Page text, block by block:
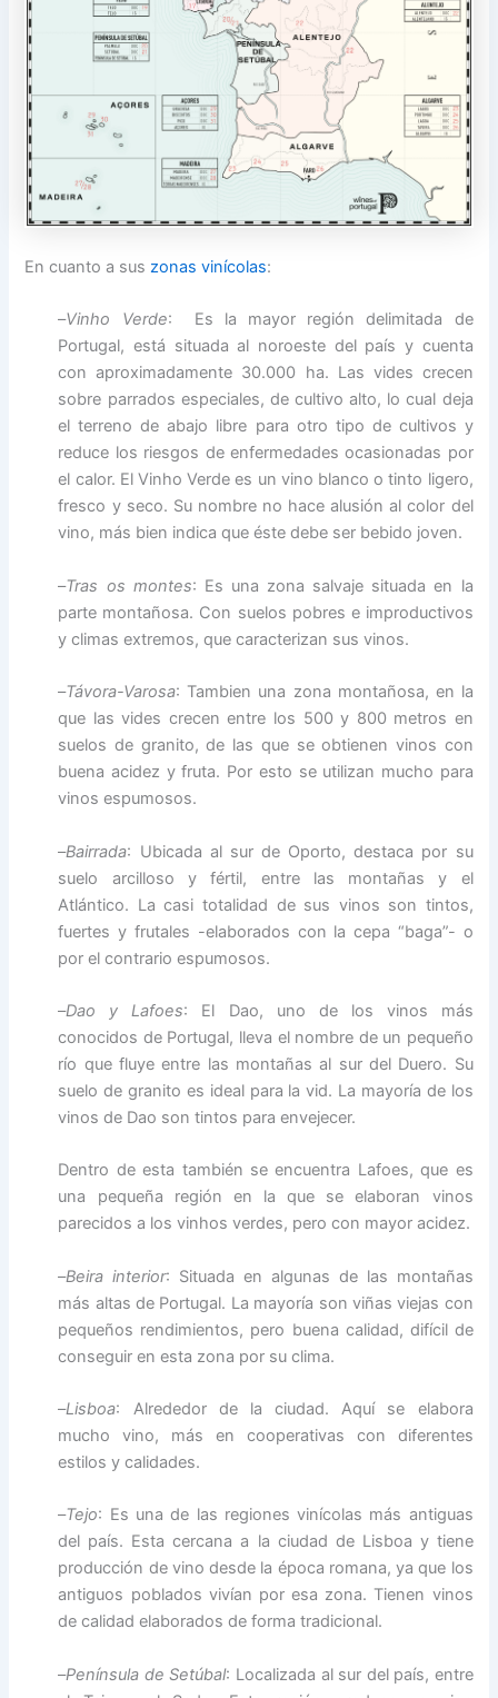
En cuanto a suszonas vinícolas:
–Vinho Verde: Es la mayor región delimitada de
Portugal, está situada al noroeste del país y cuenta
con aproximadamente 30.000 ha. Las vides crecen
sobre parrados especiales, de cultivo alto, lo cual deja
el terreno de abajo libre para otro tipo de cultivos y
reduce los riesgos de enfermedades ocasionadas por
el calor. El Vinho Verde es un vino blanco o tinto ligero,
fresco y seco. Su nombre no hace alusión al color del
vino, más bien indica que éste debe ser bebido joven.
–Tras os montes: Es una zona salvaje situada en la
parte montañosa. Con suelos pobres e improductivos
y climas extremos, que caracterizan sus vinos.
–Távora-Varosa: Tambien una zona montañosa, en la
que las vides crecen entre los 500 y 800 metros en
suelos de granito, de las que se obtienen vinos con
buena acidez y fruta. Por esto se utilizan mucho para
vinos espumosos.
–Bairrada: Ubicada al sur de Oporto, destaca por su
suelo arcilloso y fértil, entre las montañas y el
Atlántico. La casi totalidad de sus vinos son tintos,
fuertes y frutales -elaborados con la cepa “baga”- o
por el contrario espumosos.
–Dao y Lafoes: El Dao, uno de los vinos más
conocidos de Portugal, lleva el nombre de un pequeño
río que fluye entre las montañas al sur del Duero. Su
suelo de granito es ideal para la vid. La mayoría de los
vinos de Dao son tintos para envejecer.
Dentro de esta también se encuentra Lafoes, que es
una pequeña región en la que se elaboran vinos
parecidos a los vinhos verdes, pero con mayor acidez.
–Beira interior: Situada en algunas de las montañas
más altas de Portugal. La mayoría son viñas viejas con
pequeños rendimientos, pero buena calidad, difícil de
conseguir en esta zona por su clima.
–Lisboa: Alrededor de la ciudad. Aquí se elabora
mucho vino, más en cooperativas con diferentes
estilos y calidades.
–Tejo: Es una de las regiones vinícolas más antiguas
del país. Esta cercana a la ciudad de Lisboa y tiene
producción de vino desde la época romana, ya que los
antiguos poblados vivían por esa zona. Tienen vinos
de calidad elaborados de forma tradicional.
–Península de Setúbal: Localizada al sur del país, entre